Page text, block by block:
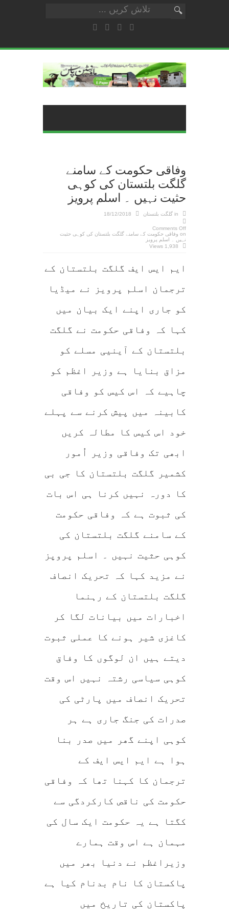
وفاقی حکومت کے سامنے
گلگت بلتستان کی کوہی
حثیت نہیں ۔ اسلم پرویز
in گلگت بلتستان 18/12/2018
Comments Off
on وفاقی حکومت کے سامنے گلگت بلتستان کی کوہی حثیت
نہیں ۔ اسلم پرویز
1,938 Views
ایم ایس ایف گلگت بلتستان کے
ترجمان اسلم پرویز نے میڈیا
کو جاری اپنے ایک بیان میں
کہا کہ وفاقی حکومت نے گلگت
بلتستان کے آینیی مسلے کو
مزاق بنایا ہے وزیر اغظم کو
چاہیے کہ اس کیس کو وفاقی
کابینہ میں پیش کرنے سے پہلے
خود اس کیس کا مطالہ کریں
ابھی تک وفاقی وزیر اُمور
کشمیر گلگت بلتستان کا جی بی
کا دورہ نہیں کرنا ہی اس بات
کی ثبوت ہے کہ وفاقی حکومت
کے سامنے گلگت بلتستان کی
کوہی حثیت نہیں ۔ اسلم پروپز
نے مزید کہا کہ تحریک انصاف
گلگت بلتستان کے رہنما
اخبارات میں بیانات لگا کر
کاغزی شیر ہونے کا عملی ثبوت
دیتے ہیں ان لوگوں کا وفاق
کوہی سیاسی رشتہ نہیں اس وقت
تحریک انصاف میں پارٹی کی
صدرات کی جنگ جاری ہے ہر
کوہی اپنے گھر میں صدر بنا
ہوا ہے ایم ایس ایف کے
ترجمان کا کہنا تھا کہ وفاقی
حکومت کی ناقص کارکردگی سے
کگتا ہے یہ حکومت ایک سال کی
مہمان ہے اس وقت ہمارے
وزیراغظم نے دنیا بھر میں
پاکستان کا نام بدنام کیا ہے
پاکستان کی تاریخ میں